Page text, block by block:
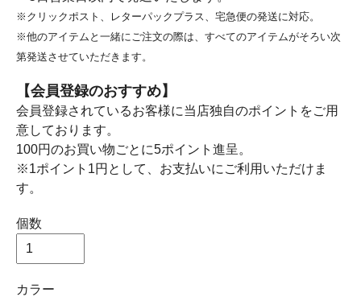
※クリックポスト、レターパックプラス、宅急便の発送に対応。
※他のアイテムと一緒にご注文の際は、すべてのアイテムがそろい次
第発送させていただきます。
【会員登録のおすすめ】
会員登録されているお客様に当店独自のポイントをご用
意しております。
100円のお買い物ごとに5ポイント進呈。
※1ポイント1円として、お支払いにご利用いただけま
す。
個数
カラー